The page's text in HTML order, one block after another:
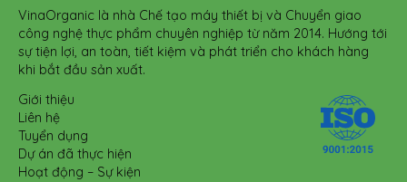
VinaOrganic là nhà Chế tạo máy thiết bị và Chuyển giao
công nghệ thực phẩm chuyên nghiệp từ năm 2014. Hướng tới
sự tiện lợi, an toàn, tiết kiệm và phát triển cho khách hàng
khi bắt đầu sản xuất.
Giới thiệu
Liên hệ
Tuyển dụng
Dự án đã thực hiện
Hoạt động – Sự kiện